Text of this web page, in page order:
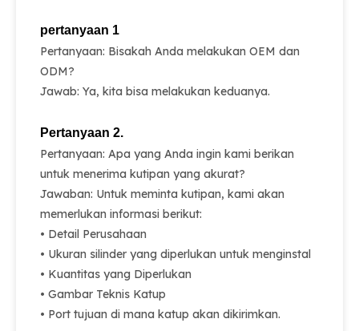
pertanyaan 1
Pertanyaan: Bisakah Anda melakukan OEM dan
ODM?
Jawab: Ya, kita bisa melakukan keduanya.
Pertanyaan 2.
Pertanyaan: Apa yang Anda ingin kami berikan
untuk menerima kutipan yang akurat?
Jawaban: Untuk meminta kutipan, kami akan
memerlukan informasi berikut:
• Detail Perusahaan
• Ukuran silinder yang diperlukan untuk menginstal
• Kuantitas yang Diperlukan
• Gambar Teknis Katup
• Port tujuan di mana katup akan dikirimkan.